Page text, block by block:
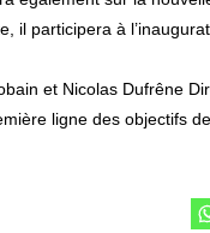
il participera à
et Nicolas Dufrêne
ligne des objectifs